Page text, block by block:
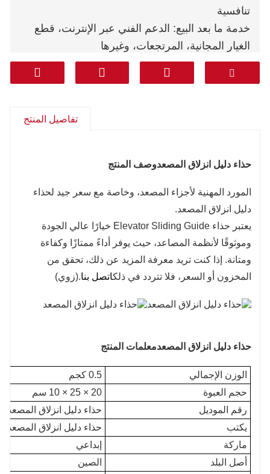
تنافسية
خدمة ما بعد البيع: الدعم الفني عبر الإنترنت، قطع
الغيار المجانية، المرتجعات، وغيرها
الضمان: 1 سنة
البريد السريع: DHL FEDEX TNT UPS AREMEX
الضرائب): كوريا وجنوب آسيا والشرق الأوسطتفاصيل المنتج
حذاء دليل انزلاق المصعدوصف المنتج
المورد المهنية لأجزاء المصعد، وخاصة مع سعر جيد لحذاء
دليل انزلاق المصعد.
يعتبر حذاء Elevator Sliding Guide خيارًا عالي الجودة
وموثوقًا لأنظمة المصاعد، حيث يوفر أداءً ممتازًا وكفاءة
ومتانة. إذا كنت تريد معرفة المزيد عن ذلك، تحقق من
المخزون أو السعر، فلا تتردد في ذلكاتصل بنا.(زوي)
حذاء دليل انزلاق المصعدمعلمات المنتج
الوزن الإجمالي
0.5 كجم
حجم العبوة
20 × 25 × 10 سم
رقم الموديل
حذاء دليل انزلاق المصعد
يكتب
حذاء دليل انزلاق المصعد
ماركة
إبداعي
أصل البلد
الصين